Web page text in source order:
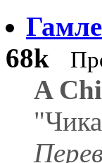
68k
A